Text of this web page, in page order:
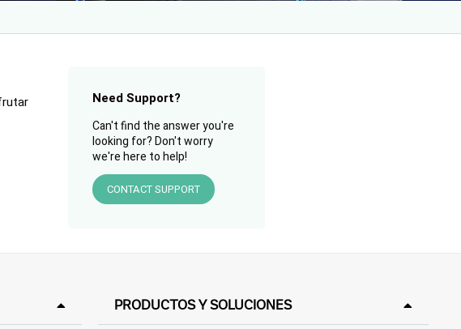
Need Support?
Can't find the answer you're
looking for? Don't worry
we're here to help!
CONTACT SUPPORT
PRODUCTOS Y SOLUCIONES